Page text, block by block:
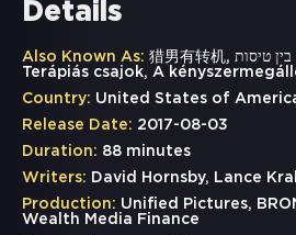
Details
Also Known As: 猎男有转机, עצירה בין טיסות, Стоянка,
Terápiás csajok, A
Country: United States of
Release Date: 2017-08-03
Duration: 88 minutes
Writers: David Hornsby, Lance Krall
Production: Unified Pictures,
Wealth Media Finance